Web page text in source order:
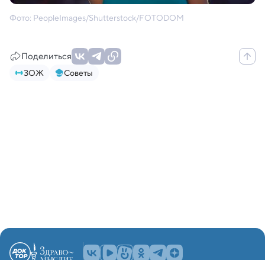
Фото: PeopleImages/Shutterstock/FOTODOM
Поделиться
ЗОЖ Советы